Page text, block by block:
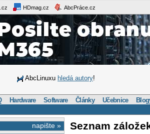
HDmag.cz AbcPráce.cz
AbcLinuxu hledá autory!
Hardware Software Články Učebnice
napište » Seznam